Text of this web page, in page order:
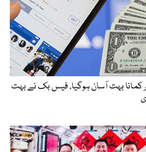
کمانا بہت آسان ہوگیا، فیس بک نے بہت